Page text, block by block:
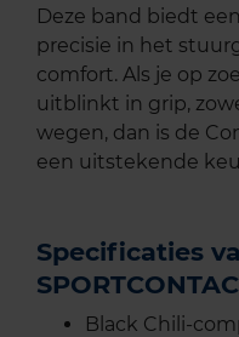
Deze band biedt
precisie in het
comfort. Als je op
uitblinkt in grip,
wegen, dan is de
een uitstekende
Specificaties
Black Chili-